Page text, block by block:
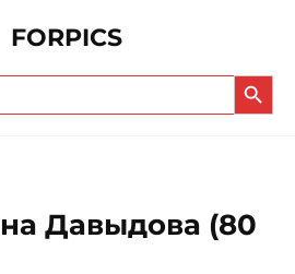
FORPICS
Search Button
Давыдова (80